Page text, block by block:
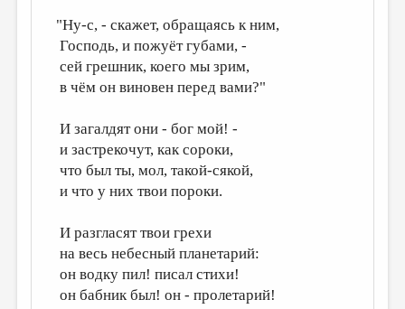
КОЛОНКА РЕДАКТОРА
РЕДКОЛЛЕГИЯ
ОТ РЕДАКЦИИ
ЛИТЕРАТУРОВЕДЕНИЕ
КУЛЬТУРОВЕДЕНИЕ
ПУБЛИЦИСТИКА
РЕЦЕНЗИРОВАНИЕ
ЦИКЛЫ ПУБЛИКАЦИЙ
"Ну-с, - скажет, обращаясь к ним,
Господь, и пожуёт губами, -
сей грешник, коего мы зрим,
в чём он виновен перед вами?"
И загалдят они - бог мой! -
и застрекочут, как сороки,
что был ты, мол, такой-сякой,
и что у них твои пороки.
И разгласят твои грехи
на весь небесный планетарий:
он водку пил! писал стихи!
он бабник был! он - пролетарий!